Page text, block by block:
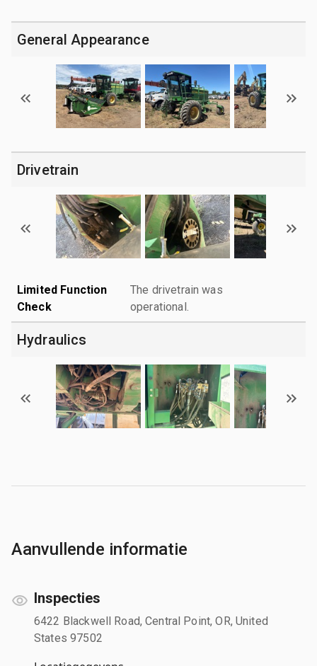
General Appearance
Drivetrain
Limited Function
Check
The drivetrain was
operational.
Hydraulics
Aanvullende informatie
Inspecties
6422 Blackwell Road, Central Point, OR, United
States 97502